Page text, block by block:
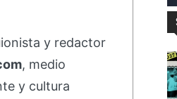
y redactor
, medio
y cultura